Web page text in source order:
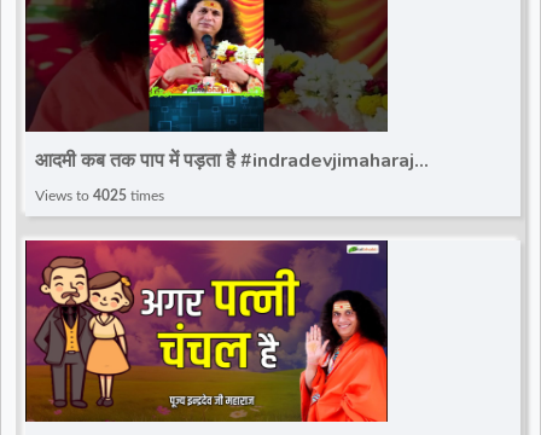
आदमी कब तक पाप में पड़ता है #indradevjimaharaj
#totalbhakti #trandingviralshort #indradev_maharaj
Views to 4025 times